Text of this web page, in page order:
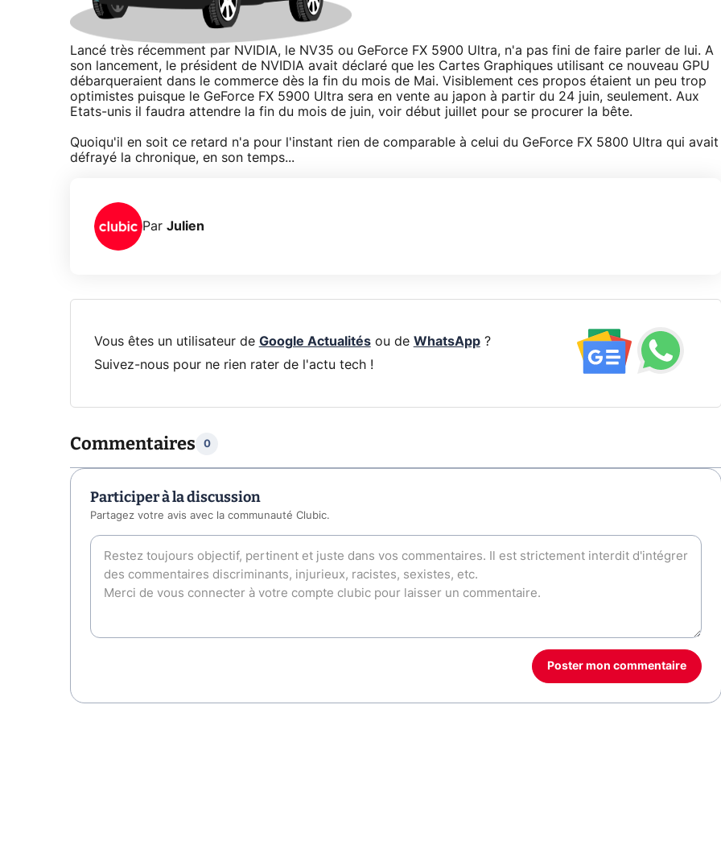
Lancé très récemment par NVIDIA, le NV35 ou GeForce FX 5900 Ultra, n'a pas fini de faire parler de lui. A
son lancement, le président de NVIDIA avait déclaré que les Cartes Graphiques utilisant ce nouveau GPU
débarqueraient dans le commerce dès la fin du mois de Mai. Visiblement ces propos étaient un peu trop
optimistes puisque le GeForce FX 5900 Ultra sera en vente au japon à partir du 24 juin, seulement. Aux
Etats-unis il faudra attendre la fin du mois de juin, voir début juillet pour se procurer la bête.
Quoiqu'il en soit ce retard n'a pour l'instant rien de comparable à celui du GeForce FX 5800 Ultra qui avait
défrayé la chronique, en son temps...
Par Julien
Vous êtes un utilisateur de Google Actualitésou de WhatsApp?
Suivez-nous pour ne rien rater de l'actu tech !
Commentaires 0
Participer à la discussion
Partagez votre avis avec la communauté Clubic.
Poster mon commentaire